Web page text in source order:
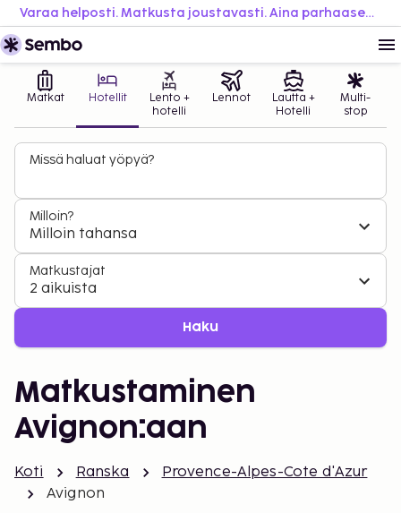
Varaa helposti. Matkusta joustavasti. Aina parhaaseen hintaan.
Matkat Hotellit
Lento +
hotelli
Lennot
Lautta +
Hotelli
Multi-
stop
Missä haluat yöpyä?
Milloin?
Milloin tahansa
Matkustajat
2 aikuista
Haku
Matkustaminen
Avignon:aan
Koti Ranska
Provence-Alpes-Cote d'Azur
Avignon